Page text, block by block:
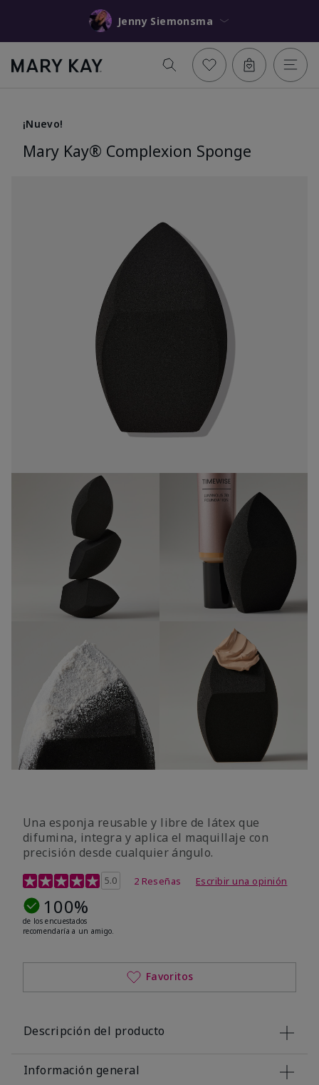
Jenny Siemonsma
¡Nuevo!
Mary Kay® Complexion Sponge
Una esponja reusable y libre de látex que
difumina, integra y aplica el maquillaje con
precisión desde cualquier ángulo.
Calificación de clientes de 5 de 5
5.0 2 Reseñas Escribir una opinión
100%
de los encuestados
recomendaría a un amigo.
Favoritos
Descripción del producto
Información general